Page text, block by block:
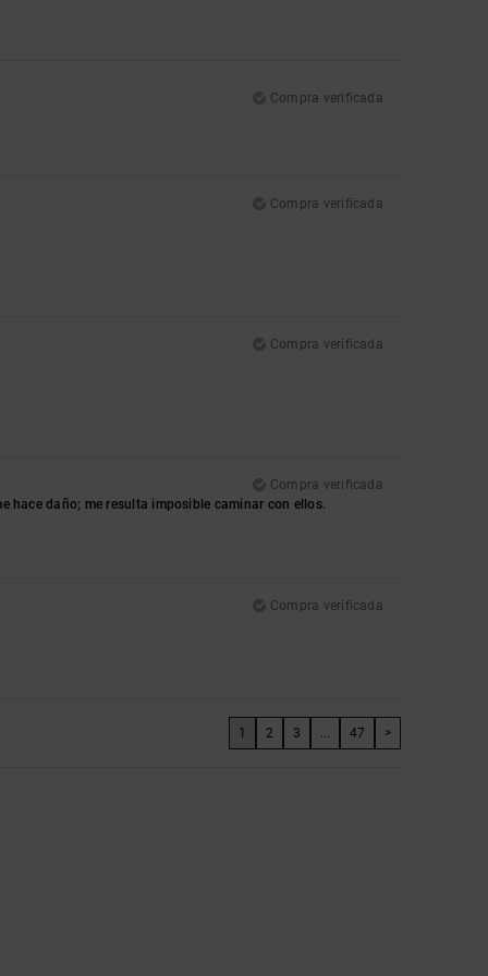
Compra verificada
Compra verificada
Compra verificada
Compra verificada
hace daño; me resulta imposible caminar con ellos.
Compra verificada
1 2 3 ... 47 >